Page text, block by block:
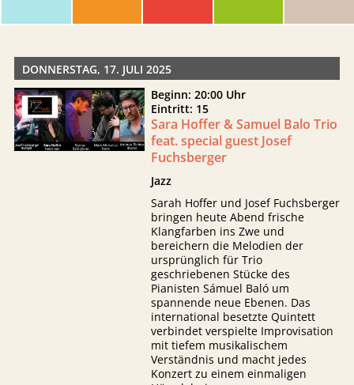
DONNERSTAG, 17. JULI 2025
Beginn: 20:00 Uhr
Eintritt: 15
Sara Hoffer & Samuel Balo Trio
feat. special guest Josef
Fuchsberger
Jazz
Sarah Hoffer und Josef Fuchsberger
bringen heute Abend frische
Klangfarben ins Zwe und
bereichern die Melodien der
ursprünglich für Trio
geschriebenen Stücke des
Pianisten Sámuel Baló um
spannende neue Ebenen. Das
international besetzte Quintett
verbindet verspielte Improvisation
mit tiefem musikalischem
Verständnis und macht jedes
Konzert zu einem einmaligen